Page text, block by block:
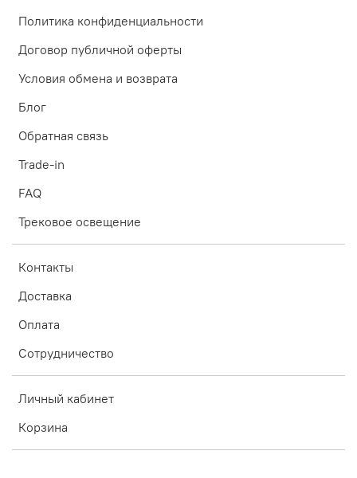
Политика конфиденциальности
Договор публичной оферты
Условия обмена и возврата
Блог
Обратная связь
Trade-in
FAQ
Трековое освещение
Контакты
Доставка
Оплата
Сотрудничество
Личный кабинет
Корзина